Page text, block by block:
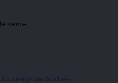
Vente
design de qualités,